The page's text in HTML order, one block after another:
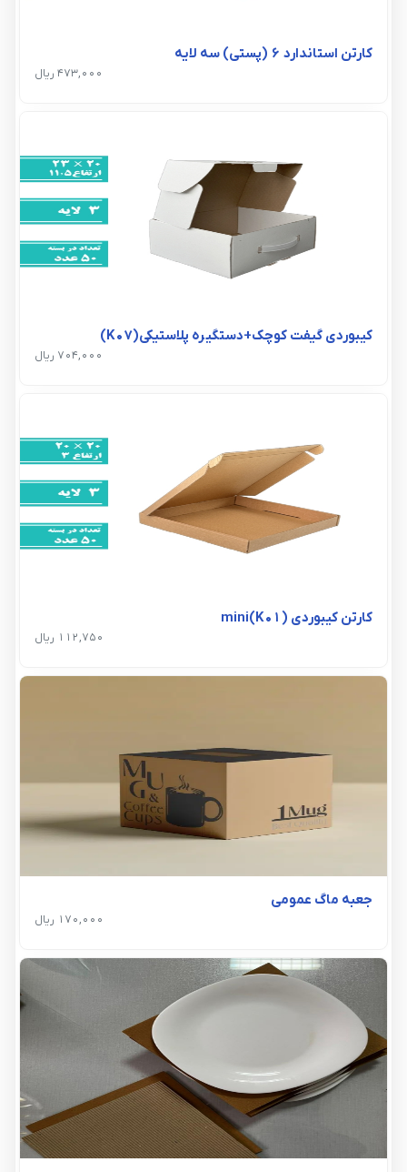
کارتن استاندارد 6 (پستی) سه لایه
473,000 ریال
کیبوردی گیفت کوچک+دستگیره پلاستیکی(K07)
704,000 ریال
کارتن کیبوردی mini(K01)
112,750 ریال
جعبه ماگ عمومی
170,000 ریال